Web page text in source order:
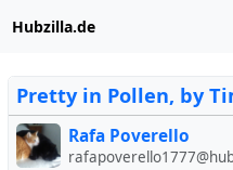
Hubzilla.de
Pretty in Pollen, by
Rafa Poverello